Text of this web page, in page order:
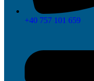
+40 757 101 659